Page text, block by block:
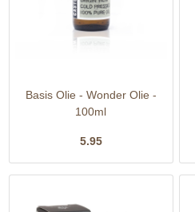
Basis Olie - Wonder Olie -
100ml
5.95